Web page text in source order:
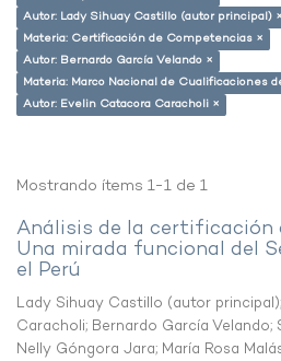
Autor: Lady Sihuay Castillo (autor principal) ×
Materia: Certificación de Competencias ×
Autor: Bernardo García Velando ×
Materia: Marco Nacional de Cualificaciones
Autor: Evelin Catacora Caracholi ×
Mostrando ítems 1-1 de 1
Análisis de la certificación
Una mirada funcional del
el Perú
Lady Sihuay Castillo (autor principal);
Caracholi; Bernardo García Velando;
Nelly Góngora Jara; María Rosa